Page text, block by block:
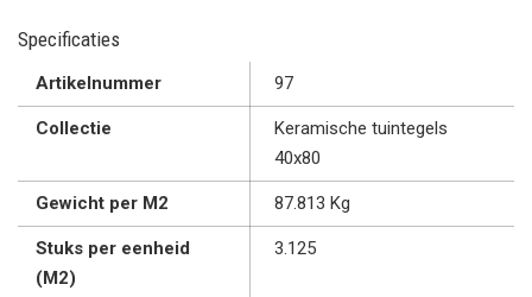
Specificaties
Artikelnummer 97
Collectie
Keramische tuintegels
40x80
Gewicht per M2 87.813 Kg
Stuks per eenheid
(M2)
3.125